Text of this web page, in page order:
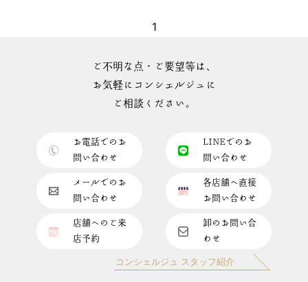
1
ご不明な点・ご要望等は、
お気軽にコンシェルジュに
ご相談ください。
お電話でのお
問い合わせ
LINEでのお
問い合わせ
メールでのお
問い合わせ
各店舗へ直接
お問い合わせ
店舗へのご来
店予約
卸のお問い合
わせ
コンシェルジュ スタッフ紹介